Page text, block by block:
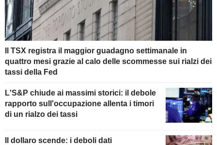
Il TSX registra il maggior guadagno settimanale in
quattro mesi grazie al calo delle scommesse sui rialzi dei
tassi della Fed
L'S&P chiude ai massimi storici: il debole
rapporto sull'occupazione allenta i timori
di un rialzo dei tassi
Il dollaro scende: i deboli dati